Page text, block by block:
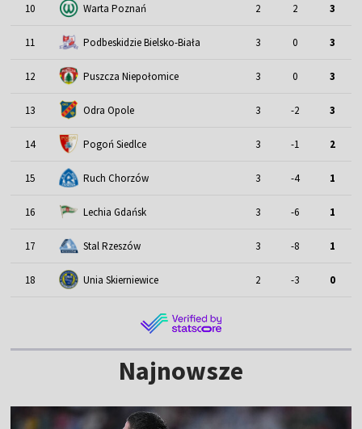
10 Warta Poznań 2 2 3
11 Podbeskidzie Bielsko-Biała 3 0 3
12 Puszcza Niepołomice 3 0 3
13 Odra Opole 3 -2 3
14 Pogoń Siedlce 3 -1 2
15 Ruch Chorzów 3 -4 1
16 Lechia Gdańsk 3 -6 1
17 Stal Rzeszów 3 -8 1
18 Unia Skierniewice 2 -3 0
Najnowsze